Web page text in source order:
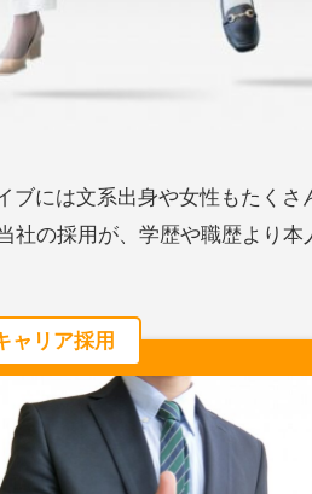
には文系出身や女性もたく
の採用が、学歴や職歴より
ャリア採用